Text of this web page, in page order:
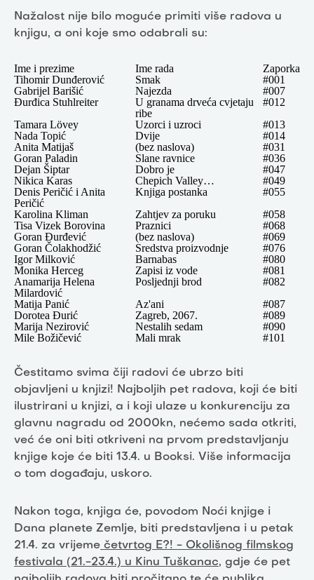
Nažalost nije bilo moguće primiti više radova u
knjigu, a oni koje smo odabrali su:
Ime i prezime Ime rada
Zaporka
Tihomir Dunđerović
Smak
#001
Gabrijel Barišić
Najezda
#007
Đurđica Stuhlreiter
U granama drveća cvjetaju
ribe
#012
Tamara Lövey
Uzorci i uzroci
#013
Nada Topić
Dvije
#014
Anita Matijaš
(bez naslova)
#031
Goran Paladin
Slane ravnice
#036
Dejan Šiptar
Dobro je
#047
Nikica Karas
Chepich Valley…
#049
Denis Peričić i Anita
Peričić
Knjiga postanka
#055
Karolina Kliman
Zahtjev za poruku
#058
Tisa Vizek Borovina
Praznici
#068
Goran Đurđević
(bez naslova)
#069
Goran Čolakhodžić
Sredstva proizvodnje
#076
Igor Milković
Barnabas
#080
Monika Herceg
Zapisi iz vode
#081
Anamarija Helena
Milardović
Posljednji brod
#082
Matija Panić
Az'ani
#087
Dorotea Đurić
Zagreb, 2067.
#089
Marija Nezirović
Nestalih sedam
#090
Mile Božičević
Mali mrak #101
Čestitamo svima čiji radovi će ubrzo biti
objavljeni u knjizi! Najboljih pet radova, koji će biti
ilustrirani u knjizi, a i koji ulaze u konkurenciju za
glavnu nagradu od 2000kn, nećemo sada otkriti,
već će oni biti otkriveni na prvom predstavljanju
knjige koje će biti 13.4. u Booksi. Više informacija
o tom događaju, uskoro.
Nakon toga, knjiga će, povodom Noći knjige i
Dana planete Zemlje, biti predstavljena i u petak
21.4. za vrijeme četvrtog E?! - Okolišnog filmskog
festivala (21.-23.4.) u Kinu Tuškanac, gdje će pet